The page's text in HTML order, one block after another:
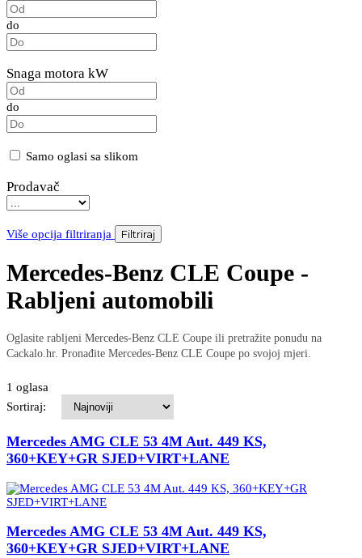
do
Snaga motora kW
do
Samo oglasi sa slikom
Prodavač
Više opcija filtriranja Filtriraj
Mercedes-Benz CLE Coupe -
Rabljeni automobili
Oglasite rabljeni Mercedes-Benz CLE Coupe ili pretražite ponudu na
Cackalo.hr. Pronađite Mercedes-Benz CLE Coupe po svojoj mjeri.
1 oglasa
Sortiraj:
Mercedes AMG CLE 53 4M Aut. 449 KS,
360+KEY+GR SJED+VIRT+LANE
Mercedes AMG CLE 53 4M Aut. 449 KS,
360+KEY+GR SJED+VIRT+LANE